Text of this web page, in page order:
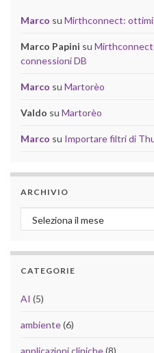
Marco su Mirthconnect:
Marco Papini su
connessioni DB
Marco su Martorèo
Valdo su Martorèo
Marco su Importare filtri di
ARCHIVIO
Archivio
CATEGORIE
AI (5)
ambiente(6)
applicazioni cliniche(8)